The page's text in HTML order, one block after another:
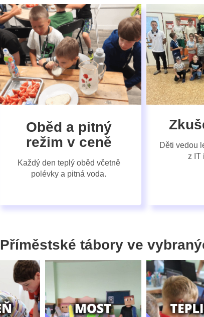
Oběd a pitný
režim v ceně
Každý den teplý oběd včetně
polévky a pitná voda.
Děti vedou
z IT
Příměstské tábory ve